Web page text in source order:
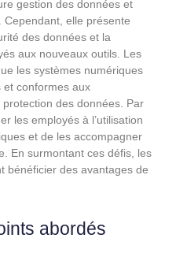
gestion des données et
elle présente
des données et la
aux nouveaux outils. Les
les systèmes numériques
et conformes aux
des données. Par
les employés à l’utilisation
et de les accompagner
En surmontant ces défis, les
bénéficier des avantages de
abordés